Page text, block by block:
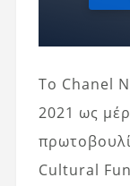
Το Chanel
2021 ως
Cultural